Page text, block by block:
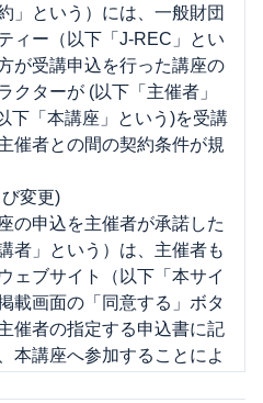
」という）には、一般財団
ィー（以下「J-REC」とい
が受講申込を行った講座の
クターが (以下「主催者」
下「本講座」という)を受講
催者との間の契約条件が規
変更)
の申込を主催者が承諾した
者」という）は、主催者も
ェブサイト（以下「本サイ
載画面の「同意する」ボタ
催者の指定する申込書に記
本講座へ参加することによ